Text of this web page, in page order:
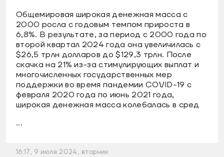
Общемировая широкая денежная масса с
2000 росла с годовым темпом прироста в
6,8%. В результате, за период с 2000 года по
второй квартал 2024 года она увеличилась с
$26,5 трлн долларов до $129,3 трлн. После
скачка на 21% из-за стимулирующих выплат и
многочисленных государственных мер
поддержки во время пандемии COVID-19 с
февраля 2020 года по июнь 2021 года,
широкая денежная масса колебалась в сред
...
16:17, 9 июля 2024, вторник